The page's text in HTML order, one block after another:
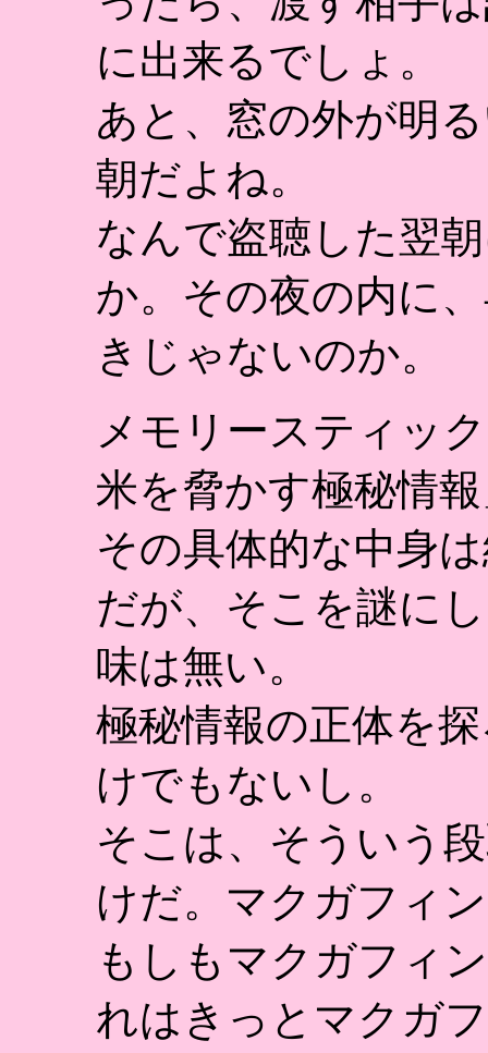
に出来るでしょ。
あと、窓の外が明
朝だよね。
なんで盗聴した翌
か。その夜の内に
きじゃないのか。
メモリースティッ
米を脅かす極秘情
その具体的な中身
だが、そこを謎に
味は無い。
極秘情報の正体を
けでもないし。
そこは、そういう
けだ。マクガフィ
もしもマクガフィ
れはきっとマクガ